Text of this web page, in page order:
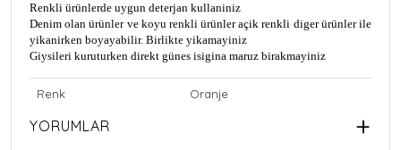
Renkli ürünlerde uygun deterjan kullaniniz
Denim olan ürünler ve koyu renkli ürünler açik renkli diger ürünler ile
yikanirken boyayabilir. Birlikte yikamayiniz
Giysileri kuruturken direkt günes isigina maruz birakmayiniz
Renk Oranje
YORUMLAR